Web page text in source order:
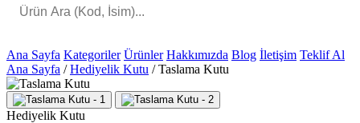
Ana Sayfa Kategoriler Ürünler Hakkımızda Blog İletişim Teklif Al
Ana Sayfa / Hediyelik Kutu / Taslama Kutu
Hediyelik Kutu